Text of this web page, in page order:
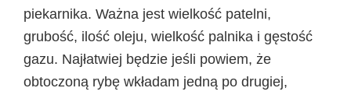
piekarnika. Ważna jest wielkość patelni,
grubość, ilość oleju, wielkość palnika i gęstość
gazu. Najłatwiej będzie jeśli powiem, że
obtoczoną rybę wkładam jedną po drugiej,